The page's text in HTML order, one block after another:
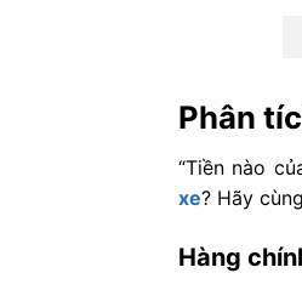
Phân
“Tiền nào
xe? Hãy
Hàng